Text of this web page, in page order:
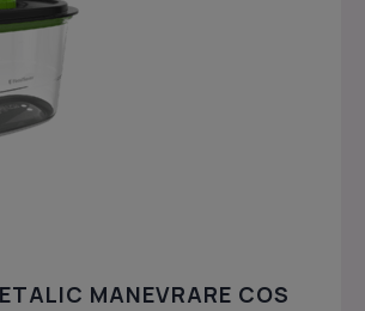
MANEVRARE COS